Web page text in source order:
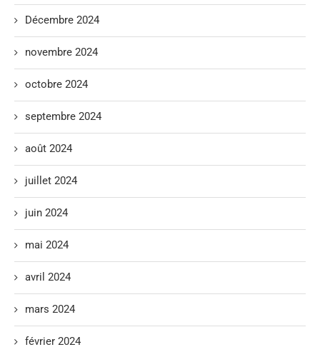
Décembre 2024
novembre 2024
octobre 2024
septembre 2024
août 2024
juillet 2024
juin 2024
mai 2024
avril 2024
mars 2024
février 2024